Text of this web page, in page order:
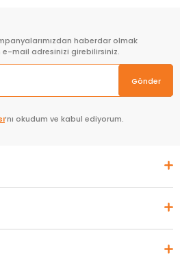
haberdar olmak
e-mail adresinizi girebilirsiniz.
Gönder
’nı okudum ve kabul ediyorum.